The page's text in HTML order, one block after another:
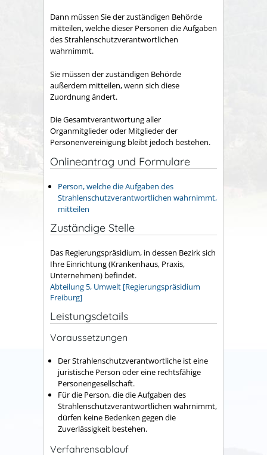
Dann müssen Sie der zuständigen Behörde
mitteilen, welche dieser Personen die Aufgaben
des Strahlenschutzverantwortlichen
wahrnimmt.
Sie müssen der zuständigen Behörde
außerdem mitteilen, wenn sich diese
Zuordnung ändert.
Die Gesamtverantwortung aller
Organmitglieder oder Mitglieder der
Personenvereinigung bleibt jedoch bestehen.
Onlineantrag und Formulare
Person, welche die Aufgaben des
Strahlenschutzverantwortlichen wahrnimmt,
mitteilen
Zuständige Stelle
Das Regierungspräsidium, in dessen Bezirk sich
Ihre Einrichtung (Krankenhaus, Praxis,
Unternehmen) befindet.
Abteilung 5, Umwelt [Regierungspräsidium
Freiburg]
Leistungsdetails
Voraussetzungen
Der Strahlenschutzverantwortliche ist eine
juristische Person oder eine rechtsfähige
Personengesellschaft.
Für die Person, die die Aufgaben des
Strahlenschutzverantwortlichen wahrnimmt,
dürfen keine Bedenken gegen die
Zuverlässigkeit bestehen.
Verfahrensablauf